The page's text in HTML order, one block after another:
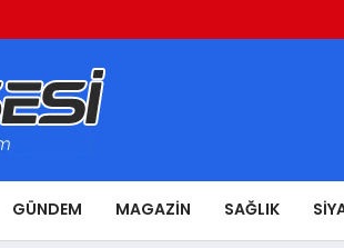
GÜNDEM MAGAZIN SAĞLIK